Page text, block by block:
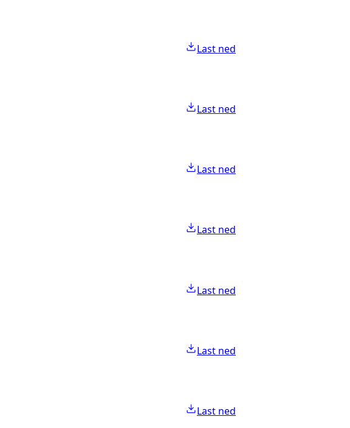
Last ned
Last ned
Last ned
Last ned
Last ned
Last ned
Last ned